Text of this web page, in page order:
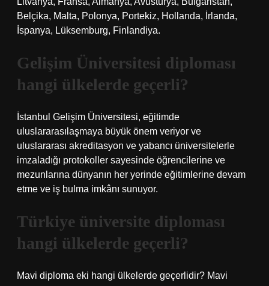
Belçika, Malta, Polonya, Portekiz, Hollanda, İrlanda,
İspanya, Lüksemburg, Finlandiya.
Gelişim Üniversitesi diploması
hangi ülkelerde geçerli?
İstanbul Gelişim Üniversitesi, eğitimde
uluslararasılaşmaya büyük önem veriyor ve
uluslararası akreditasyon ve yabancı üniversitelerle
imzaladığı protokoller sayesinde öğrencilerine ve
mezunlarına dünyanın her yerinde eğitimlerine devam
etme ve iş bulma imkânı sunuyor.
Türkiye üniversite diploması
hangi ülkelerde geçerli?
Mavi diploma eki hangi ülkelerde geçerlidir? Mavi